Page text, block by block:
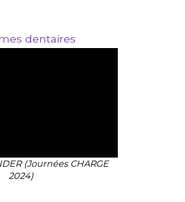
dentaires
(Journées CHARGE
2024)